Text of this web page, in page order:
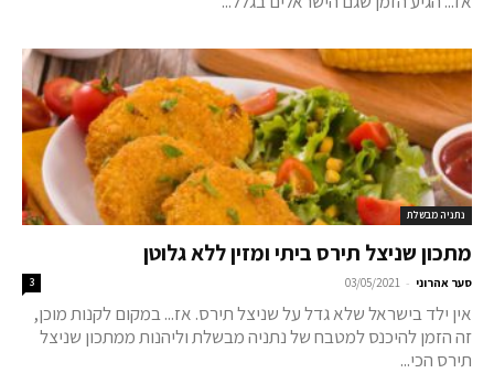
נתניה מבשלת
מתכון שניצל תירס ביתי ומזין ללא גלוטן
סער אהרוני -
03/05/2021
3
אין ילד בישראל שלא גדל על שניצל תירס. אז... במקום לקנות מוכן,
זה הזמן להיכנס למטבח של נתניה מבשלת וליהנות ממתכון שניצל
תירס הכי...